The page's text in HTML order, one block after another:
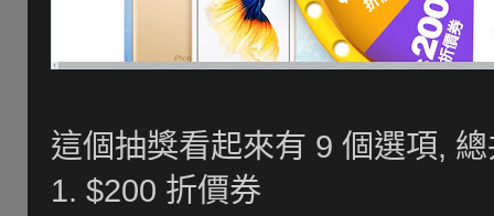
這個抽獎看起來有 9 個選項,
1. $200 折價券